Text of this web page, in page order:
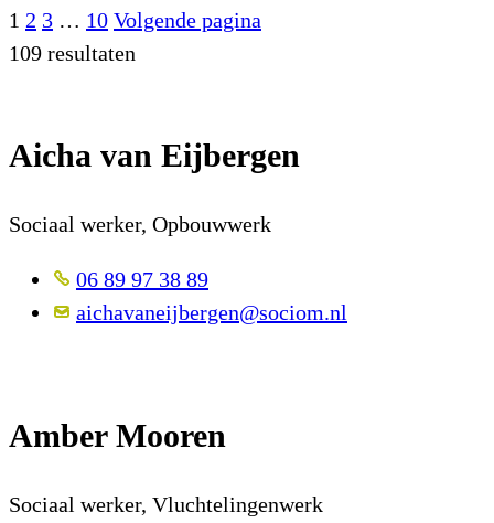
1 2 3 … 10 Volgende pagina
109 resultaten
Aicha van Eijbergen
Sociaal werker, Opbouwwerk
06 89 97 38 89
aichavaneijbergen@sociom.nl
Amber Mooren
Sociaal werker, Vluchtelingenwerk